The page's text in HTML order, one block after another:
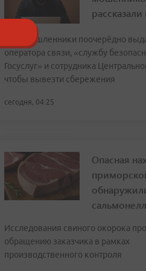
Злоумышленники поочерёдно
оператора связи, «службу
Госуслуг» и сотрудника
чтобы вывезти сбережения
сегодня, 04:25
Опасная
Исследования свиного окорока
обращению заказчика в рамках
производственного контроля